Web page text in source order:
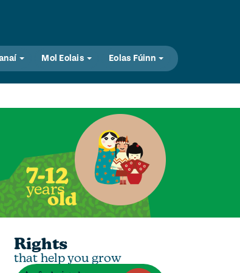
Mol Eolais Eolas Fúinn
7-12
years
old
Rights
that help you grow